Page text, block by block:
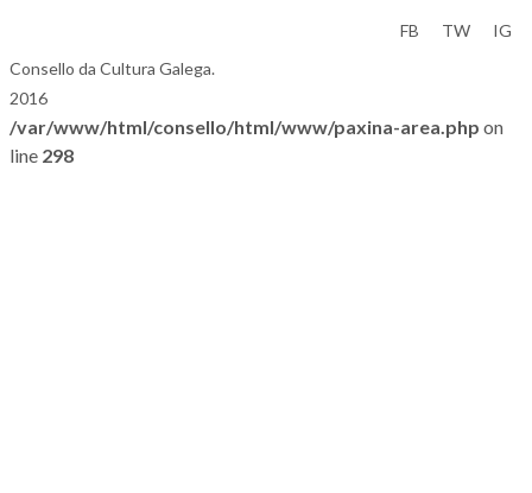
Consello da Cultura Galega.
2016
FB TW IG
/var/www/html/consello/html/www/paxina-area.php on
line 298